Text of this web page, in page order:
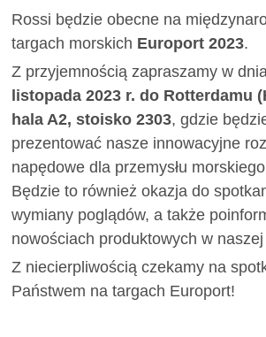
Rossi będzie obecne na
targach morskich Europort 2023.
Z przyjemnością zapraszamy w
listopada 2023 r. do Rotterdamu
hala A2, stoisko 2303, gdzie
prezentować nasze innowacyjne
napędowe dla przemysłu
Będzie to również okazja do
wymiany poglądów, a także
nowościach produktowych w
Z niecierpliwością czekamy na
Państwem na targach Europort!